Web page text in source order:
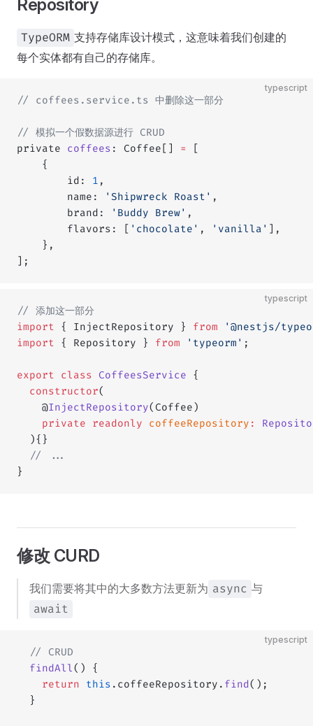
Repository
TypeORM 支持存储库设计模式，这意味着我们创建的
每个实体都有自己的存储库。
typescript
// coffees.service.ts 中删除这一部分
// 模拟一个假数据源进行 CRUD
private coffees : Coffee[] =
[
    {
        id:
1 ,
        name:
'Shipwreck Roast' ,
        brand:
'Buddy Brew' ,
        flavors: [
'chocolate' , 'vanilla' ],
    },
];
typescript
// 添加这一部分
import { InjectRepository } from '@nestjs/
import { Repository } from 'typeorm' ;
export class CoffeesService {
  constructor
(
    @
InjectRepository(Coffee)
    private
readonly coffeeRepository :
  ){}
  // ...
}
修改 CURD
我们需要将其中的大多数方法更新为 async 与
await
typescript
  // CRUD
  findAll
() {
    return
this .coffeeRepository. find();
  }